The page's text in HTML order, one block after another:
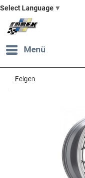
Select Language ▼
Menü
Felgen